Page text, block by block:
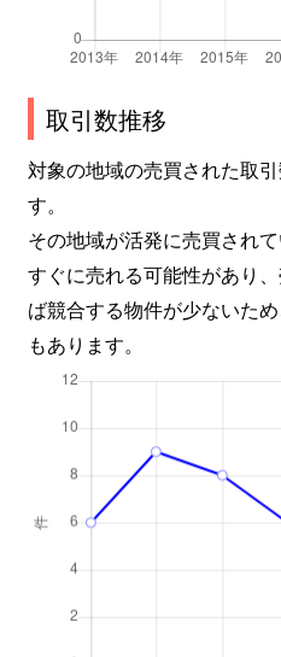
取引数推移
対象の地域の売買された取
す。
その地域が活発に売買され
すぐに売れる可能性があり
ば競合する物件が少ないた
もあります。